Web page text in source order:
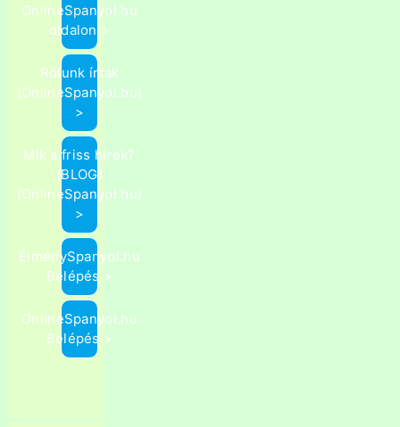
OnlineSpanyol.hu
oldalon >
Rólunk írták
(OnlineSpanyol.hu)
>
Mik a friss hírek?
(BLOG)
(OnlineSpanyol.hu)
>
ÉlménySpanyol.hu
Belépés >
OnlineSpanyol.hu
Belépés >